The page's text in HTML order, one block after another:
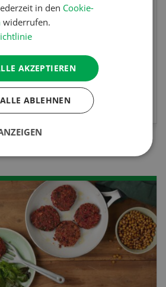
FBA-Weiterbildungskurs
für Sie. Der Abschluss lässt
zum fachbezogenen,
VERANSTALTUNG
in den Cookie-
widerrufen.
AKZEPTIEREN
ALLE ABLEHNEN